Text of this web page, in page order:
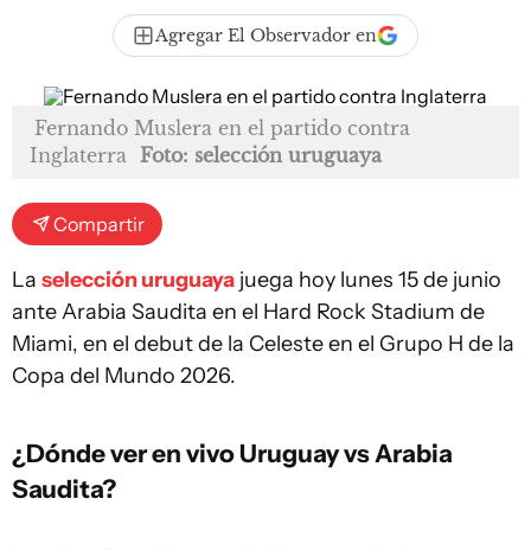
Agregar El Observador en
Fernando Muslera en el partido contra
Inglaterra Foto: selección uruguaya
Compartir
La selección uruguaya juega hoy lunes 15 de junio
ante Arabia Saudita en el Hard Rock Stadium de
Miami, en el debut de la Celeste en el Grupo H de la
Copa del Mundo 2026.
¿Dónde ver en vivo Uruguay vs Arabia
Saudita?